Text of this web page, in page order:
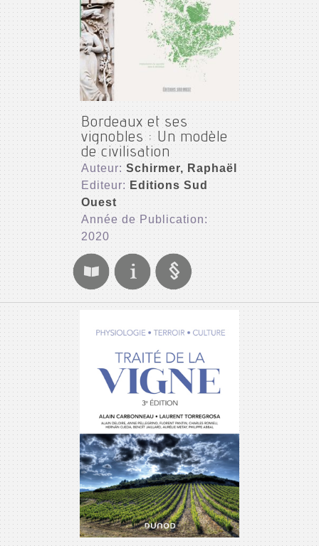
Bordeaux et ses
vignobles : Un modèle
de civilisation
Auteur:Schirmer, Raphaël
Editeur: Editions Sud
Ouest
Année de Publication:
2020